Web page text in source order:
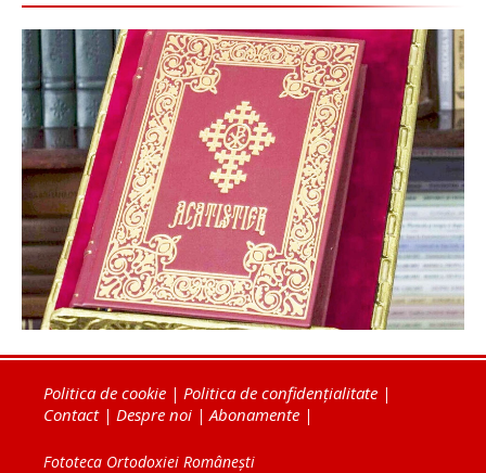
Politica de cookie | Politica de confidențialitate |
Contact| Despre noi | Abonamente |
Fototeca Ortodoxiei Românești